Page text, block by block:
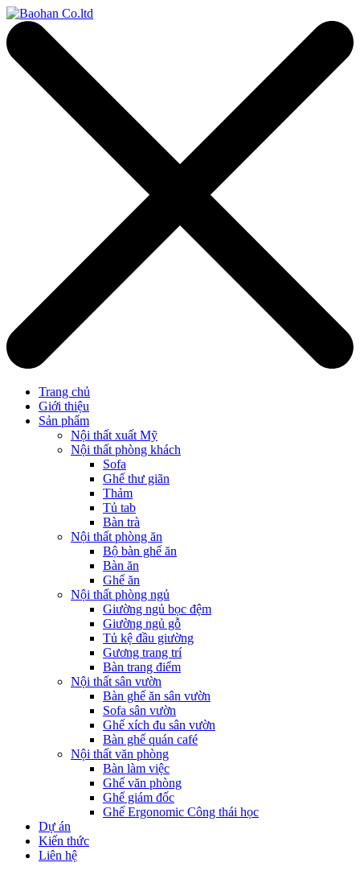
Trang chủ
Giới thiệu
Sản phẩm
Nội thất xuất Mỹ
Nội thất phòng khách
Sofa
Ghế thư giãn
Thảm
Tủ tab
Bàn trà
Nội thất phòng ăn
Bộ bàn ghế ăn
Bàn ăn
Ghế ăn
Nội thất phòng ngủ
Giường ngủ bọc đệm
Giường ngủ gỗ
Tủ kệ đầu giường
Gương trang trí
Bàn trang điểm
Nội thất sân vườn
Bàn ghế ăn sân vườn
Sofa sân vườn
Ghế xích đu sân vườn
Bàn ghế quán café
Nội thất văn phòng
Bàn làm việc
Ghế văn phòng
Ghế giám đốc
Ghế Ergonomic Công thái học
Dự án
Kiến thức
Liên hệ